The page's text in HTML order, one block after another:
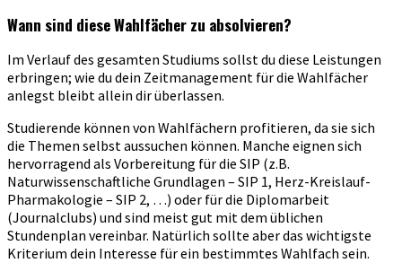
Wann sind diese Wahlfächer zu absolvieren?
Im Verlauf des gesamten Studiums sollst du diese Leistungen
erbringen; wie du dein Zeitmanagement für die Wahlfächer
anlegst bleibt allein dir überlassen.
Studierende können von Wahlfächern profitieren, da sie sich
die Themen selbst aussuchen können. Manche eignen sich
hervorragend als Vorbereitung für die SIP (z.B.
Naturwissenschaftliche Grundlagen – SIP 1, Herz-Kreislauf-
Pharmakologie – SIP 2, …) oder für die Diplomarbeit
(Journalclubs) und sind meist gut mit dem üblichen
Stundenplan vereinbar. Natürlich sollte aber das wichtigste
Kriterium dein Interesse für ein bestimmtes Wahlfach sein.